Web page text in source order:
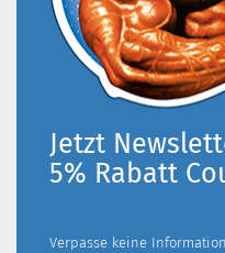
Jetzt
5% Rabatt
Verpasse keine